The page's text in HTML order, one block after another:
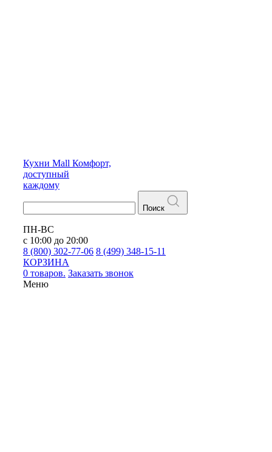
Кухни Mall Комфорт,
доступный
каждому
Поиск
ПН-ВС
с 10:00 до 20:00
8 (800) 302-77-06 8 (499) 348-15-11
КОРЗИНА
0 товаров. Заказать звонок
Меню